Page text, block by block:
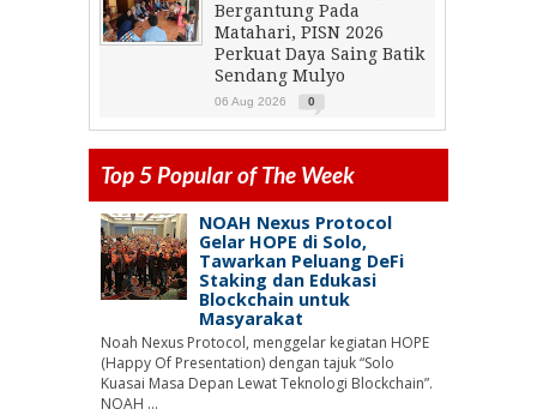
Bergantung Pada
Matahari, PISN 2026
Perkuat Daya Saing Batik
Sendang Mulyo
06 Aug 2026 0
Top 5 Popular of The Week
NOAH Nexus Protocol
Gelar HOPE di Solo,
Tawarkan Peluang DeFi
Staking dan Edukasi
Blockchain untuk
Masyarakat
Noah Nexus Protocol, menggelar kegiatan HOPE
(Happy Of Presentation) dengan tajuk “Solo
Kuasai Masa Depan Lewat Teknologi Blockchain”.
NOAH ...